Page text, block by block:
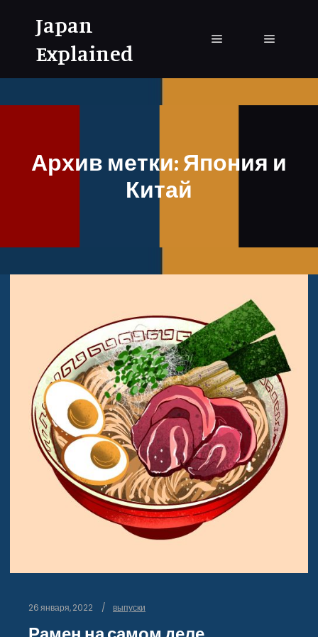
Japan
Explained
Архив метки:Япония и
Китай
26 января, 2022 выпуски